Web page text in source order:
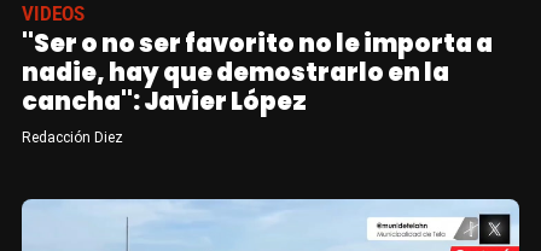
VIDEOS
"Ser o no ser favorito no le importa a
nadie, hay que demostrarlo en la
cancha": Javier López
Redacción Diez